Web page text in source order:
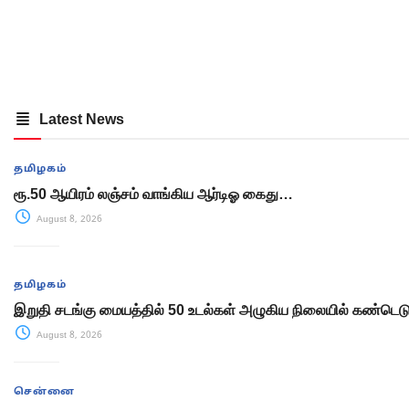
Latest News
தமிழகம்
ரூ.50 ஆயிரம் லஞ்சம் வாங்கிய ஆர்டிஓ கைது…
August 8, 2026
தமிழகம்
இறுதி சடங்கு மையத்தில் 50 உடல்கள் அழுகிய நிலையில்
August 8, 2026
சென்னை